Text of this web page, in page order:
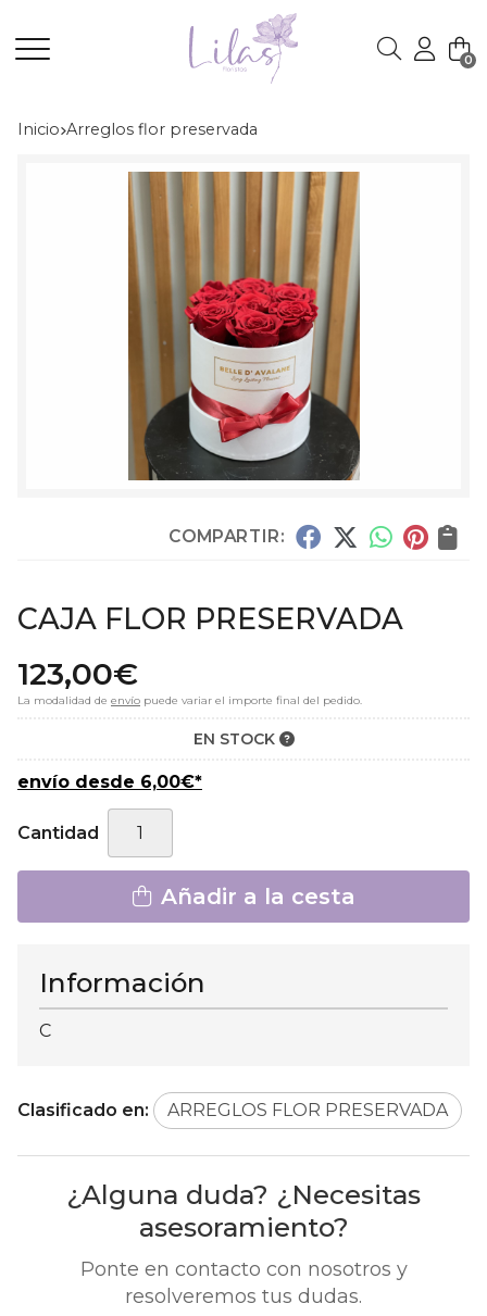
Buscar 0
Inicio arreglos flor preservada
COMPARTIR:
CAJA FLOR PRESERVADA
123,00€
La modalidad de envío puede variar el importe final del pedido.
EN STOCK
envío desde 6,00€*
Cantidad
Añadir a la cesta
Información
C
Clasificado en: ARREGLOS FLOR PRESERVADA
¿Alguna duda? ¿Necesitas
asesoramiento?
Ponte en contacto con nosotros y
resolveremos tus dudas.